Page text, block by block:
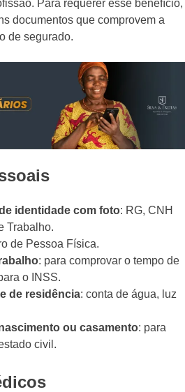
Para requerer esse benefício,
documentos que comprovem a
de segurado.
identidade com foto: RG, CNH
Trabalho.
de Pessoa Física.
: para comprovar o tempo de
o INSS.
de residência: conta de água, luz
ou casamento: para
civil.